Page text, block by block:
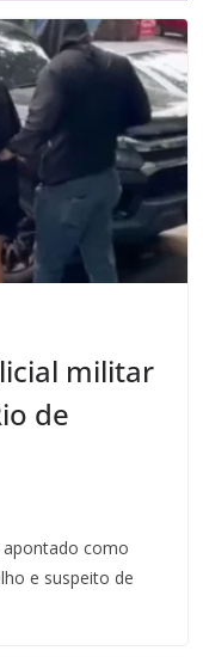
militar
de
apontado como
e suspeito de